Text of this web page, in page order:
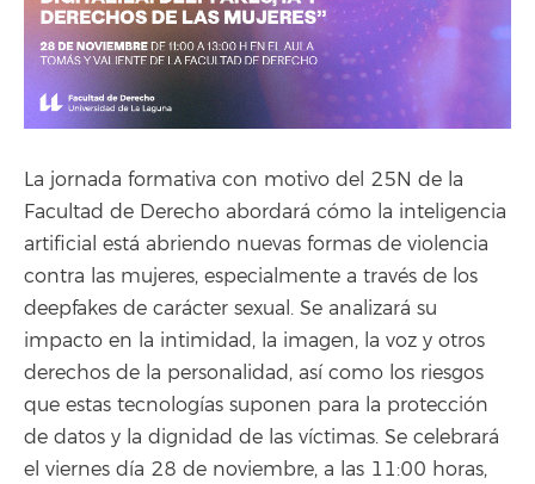
La jornada formativa con motivo del 25N de la
Facultad de Derecho abordará cómo la inteligencia
artificial está abriendo nuevas formas de violencia
contra las mujeres, especialmente a través de los
deepfakes de carácter sexual. Se analizará su
impacto en la intimidad, la imagen, la voz y otros
derechos de la personalidad, así como los riesgos
que estas tecnologías suponen para la protección
de datos y la dignidad de las víctimas. Se celebrará
el viernes día 28 de noviembre, a las 11:00 horas,